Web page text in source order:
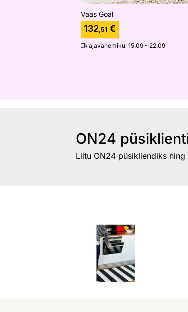
Vaas Goal
132,51 €
ajavahemikul 15.09 - 22.09
ON24
Liitu ON24 püsikliendiks